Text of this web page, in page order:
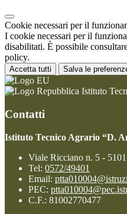
Cookie necessari per il
I cookie necessari per il
disabilitati. È possibile
policy.
Accetta tutti Salva le
Istituto
Contatti
Istituto Tecnico Agrario “D.
Viale Ricciano n. 5 -
Tel: 0572/49401
Email:
PEC:
C.F.: 81002770477